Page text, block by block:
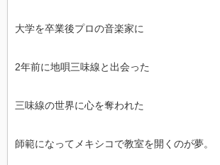
大学を卒業後プロの音楽家に
2年前に地唄三味線と出会った
三味線の世界に心を奪われた
師範になってメキシコで教室を開くのが夢。